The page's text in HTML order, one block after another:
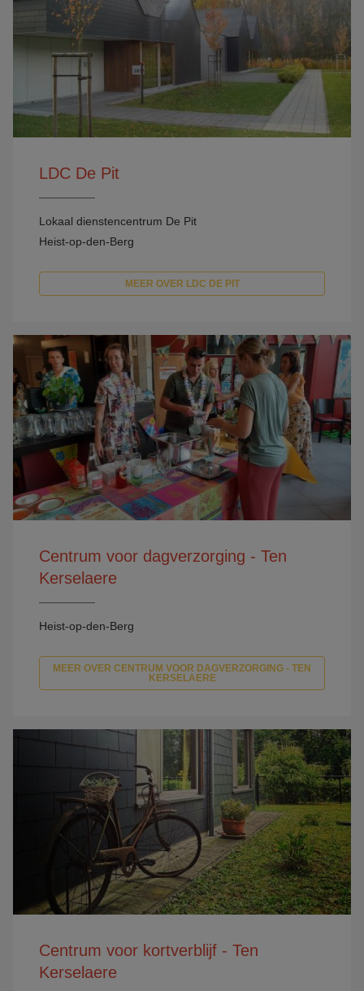
LDC De Pit
Lokaal dienstencentrum De Pit
Heist-op-den-Berg
MEER OVER LDC DE PIT
Centrum voor dagverzorging - Ten
Kerselaere
Heist-op-den-Berg
MEER OVER CENTRUM VOOR DAGVERZORGING - TEN
KERSELAERE
Centrum voor kortverblijf - Ten
Kerselaere